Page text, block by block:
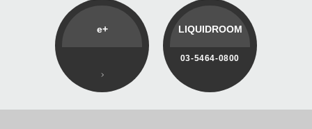
e+ LIQUIDROOM
03-5464-0800